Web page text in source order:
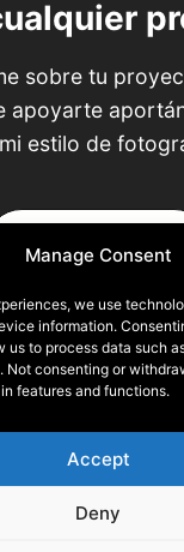
Manage Consent
we use
information.
us to process data such
Not consenting or
features and functions.
Accept
Deny
sobre tu
apoyarte
estilo de
COTIZACIÓN
FRANCE
© 2026 Pierre